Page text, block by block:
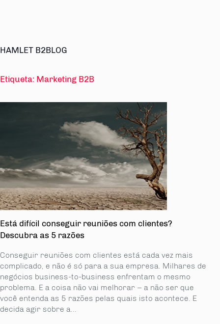
HAMLET B2BLOG
Etiqueta: Marketing B2B
Está difícil conseguir reuniões com clientes?
Descubra as 5 razões
Conseguir reuniões com clientes está cada vez mais
complicado, e não é só para a sua empresa. Milhares de
negócios business-to-business enfrentam o mesmo
problema. E a coisa não vai melhorar – a não ser que
você entenda as 5 razões pelas quais isto acontece. E
decida agir sobre a...